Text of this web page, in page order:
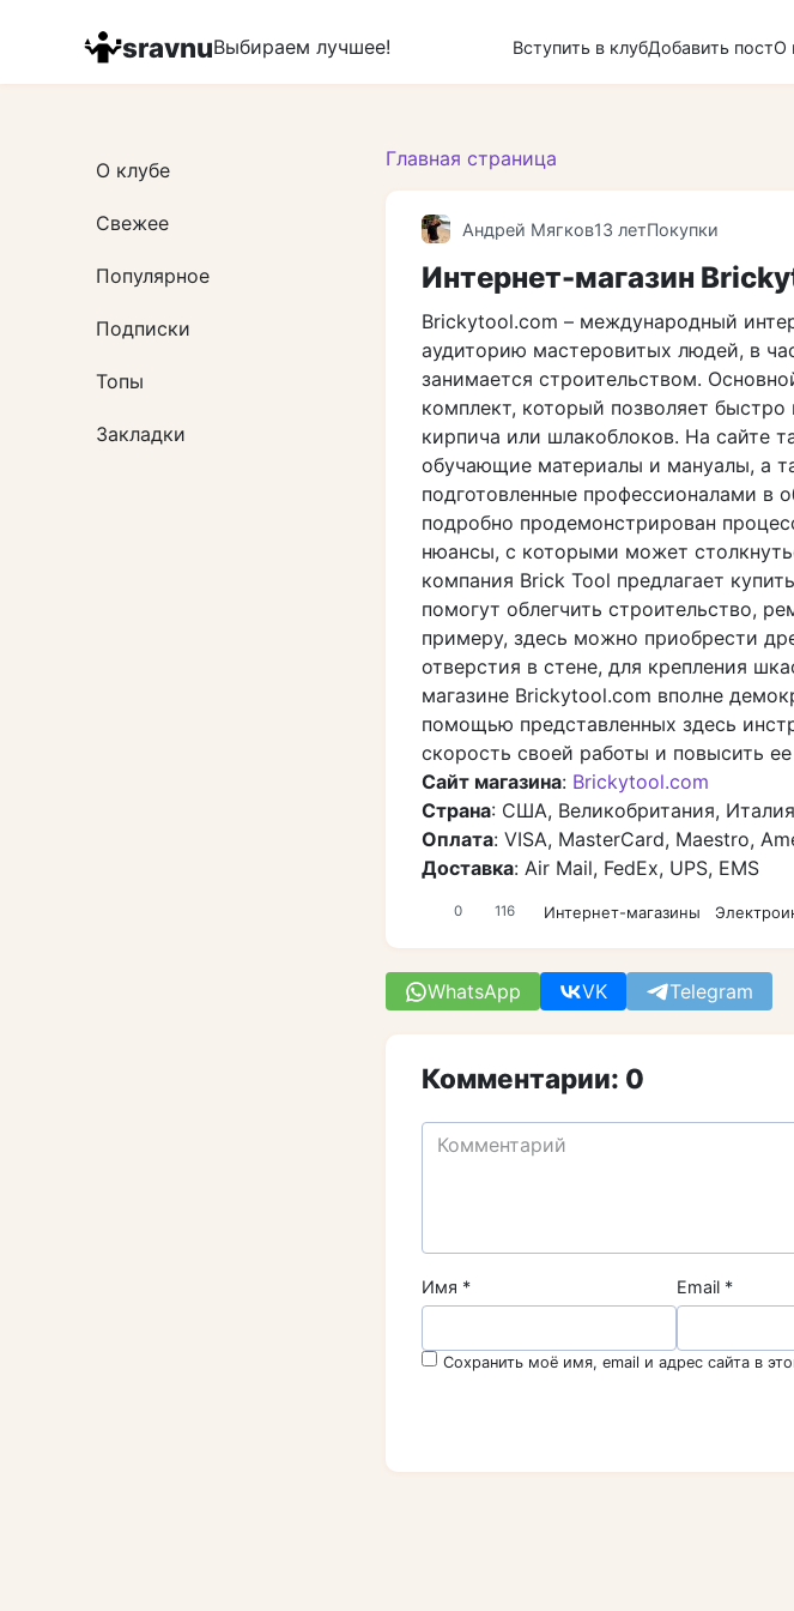
sravnuВыбираем лучшее! Вступить в клубДобавить постО
Главная страница
Андрей Мягков13 летПокупки
Интернет-магазин
Brickytool.com – международный
аудиторию мастеровитых людей, в
занимается строительством.
комплект, который позволяет
кирпича или шлакоблоков. На сайте
обучающие материалы и мануалы, а
подготовленные профессионалами в
подробно продемонстрирован
нюансы, с которыми может
компания Brick Tool предлагает
помогут облегчить строительство,
примеру, здесь можно приобрести
отверстия в стене, для крепления
магазине Brickytool.com вполне
помощью представленных здесь
скорость своей работы и повысить ее
Сайт магазина: Brickytool.com
Страна: США, Великобритания,
Оплата: VISA, MasterCard, Maestro,
Доставка: Air Mail, FedEx, UPS, EMS
0 116 Интернет-магазины
WhatsApp VK Telegram
Комментарии: 0
Имя * Email *
Сохранить моё имя, email и адрес сайта в
О клубе
Свежее
Популярное
Подписки
Топы
Закладки